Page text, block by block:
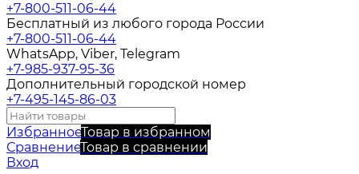
+7-800-511-06-44
Бесплатный из любого города России
+7-800-511-06-44
WhatsApp, Viber, Telegram
+7-985-937-95-36
Дополнительный городской номер
+7-495-145-86-03
ИзбранноеТовар в избранном
СравнениеТовар в сравнении
Вход